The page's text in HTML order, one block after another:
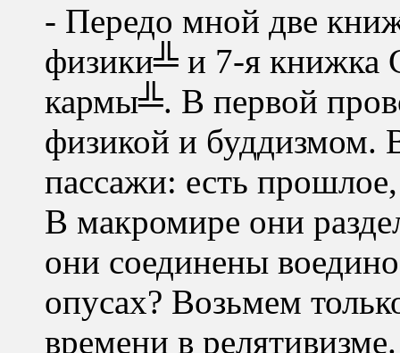
- Передо мной две
физики╩ и 7-я книжка
кармы╩. В первой
физикой и буддизмом.
пассажи: есть
В макромире они
они соединены
опусах? Возьмем
времени в